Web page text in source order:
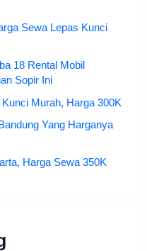
Sewa Lepas Kunci
18 Rental Mobil
Sopir Ini
Murah, Harga 300K
Yang Harganya
Harga Sewa 350K